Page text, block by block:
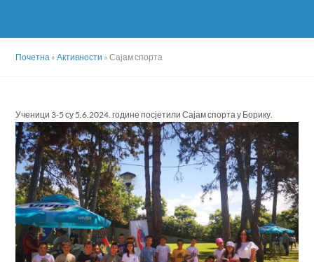
Почетна »Активности »Сајам спорта
Ученици 3-5 су 5.6.2024. године посјетили Сајам спорта у Борику.